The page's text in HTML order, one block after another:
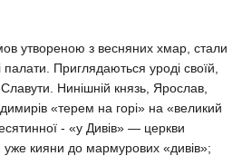
утвореною з весняних хмар, стали
палати. Приглядаються уроді своїй,
Славути. Нинішній князь, Ярослав,
«терем на горі» на «великий
- «у Дивів» — церкви
уже кияни до мармурових «дивів»;